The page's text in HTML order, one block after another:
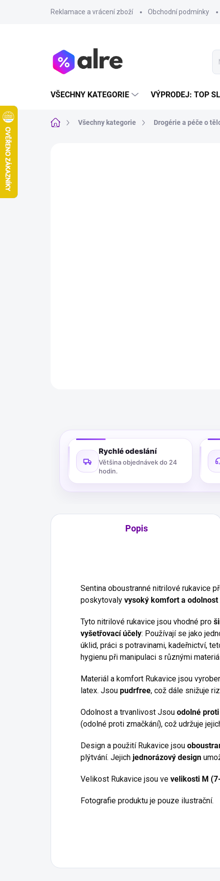
Reklamace a vrácení zboží Obchodní podmínky
VŠECHNY KATEGORIE VÝPRODEJ: TOP
Domů Všechny kategorie Drogérie a péče o
Rychlé odeslání
Většina objednávek do 24
hodin.
Popis
Sentina oboustranné nitrilové rukavice
poskytovaly vysoký komfort a odolnost
Tyto nitrilové rukavice jsou vhodné pro
vyšetřovací účely: Používají se jako
úklid, práci s potravinami, kadeřnictví,
hygienu při manipulaci s různými
Materiál a komfort Rukavice jsou
latex. Jsou pudrfree, což dále snižuje
Odolnost a trvanlivost Jsou odolné
(odolné proti zmačkání), což udržuje
Design a použití Rukavice jsou
plýtvání. Jejich jednorázový design
Velikost Rukavice jsou ve velikosti M
Fotografie produktu je pouze ilustrační.